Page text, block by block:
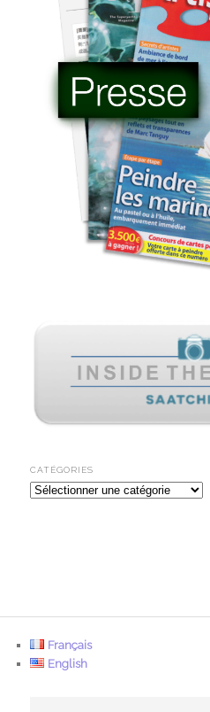
CATÉGORIES
Catégories
Français
English